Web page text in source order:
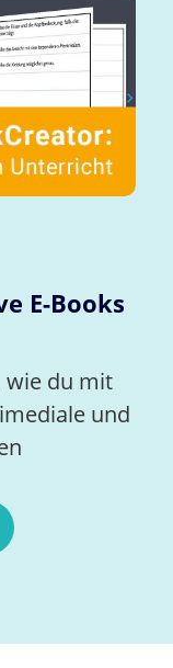
E-Books
wie du mit
und